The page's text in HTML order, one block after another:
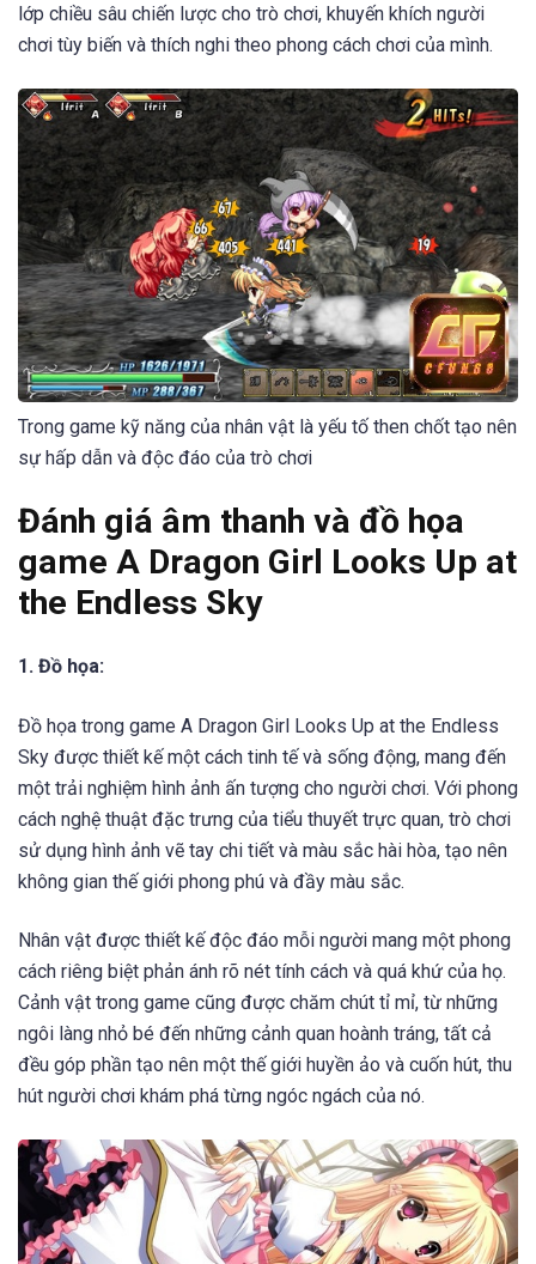
lớp chiều sâu chiến lược cho trò chơi, khuyến khích người
chơi tùy biến và thích nghi theo phong cách chơi của mình.
Trong game kỹ năng của nhân vật là yếu tố then chốt tạo nên
sự hấp dẫn và độc đáo của trò chơi
Đánh giá âm thanh và đồ họa
game A Dragon Girl Looks Up at
the Endless Sky
1. Đồ họa:
Đồ họa trong game A Dragon Girl Looks Up at the Endless
Sky được thiết kế một cách tinh tế và sống động, mang đến
một trải nghiệm hình ảnh ấn tượng cho người chơi. Với phong
cách nghệ thuật đặc trưng của tiểu thuyết trực quan, trò chơi
sử dụng hình ảnh vẽ tay chi tiết và màu sắc hài hòa, tạo nên
không gian thế giới phong phú và đầy màu sắc.
Nhân vật được thiết kế độc đáo mỗi người mang một phong
cách riêng biệt phản ánh rõ nét tính cách và quá khứ của họ.
Cảnh vật trong game cũng được chăm chút tỉ mỉ, từ những
ngôi làng nhỏ bé đến những cảnh quan hoành tráng, tất cả
đều góp phần tạo nên một thế giới huyền ảo và cuốn hút, thu
hút người chơi khám phá từng ngóc ngách của nó.